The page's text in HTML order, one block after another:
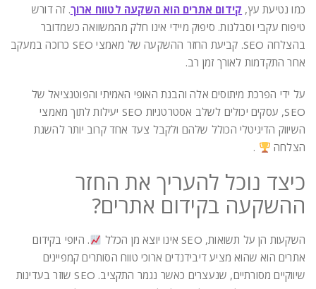
כמו נטיעת עץ, קידום אתרים הוא השקעה לטווח ארוך. זה דורש
טיפוח עקבי וסבלנות. סיפוק מיידי אינו חלק מהמשוואה כשמדובר
בהצלחה SEO. קביעת החזר ההשקעה של מאמצי SEO כרוכה במעקב
אחר התקדמות לאורך זמן רב.
על ידי הפרכת מיתוסים אלה והבנת האופי האמיתי והפוטנציאל של
SEO, עסקים יכולים לשלב אסטרטגיות SEO יעילות לתוך מאמצי
השיווק הדיגיטלי הכולל שלהם ולקבל צעד אחד קרוב יותר להשגת
הצלחה
.
כיצד נוכל להעריך את החזר
ההשקעה בקידום אתרים?
השקעות הן על תשואות, SEO אינו יוצא מן הכלל
. היופי בקידום
אתרים הוא שהוא מציע דיבידנדים ארוכי טווח הסותרים קמפיינים
שיווקיים מסורתיים, שנעצרים כאשר נגמר התקציב. SEO שוזר בעדינות